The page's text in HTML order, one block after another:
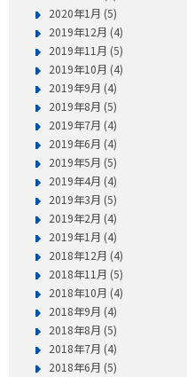
2020年1月 (5)
2019年12月 (4)
2019年11月 (5)
2019年10月 (4)
2019年9月 (4)
2019年8月 (5)
2019年7月 (4)
2019年6月 (4)
2019年5月 (5)
2019年4月 (4)
2019年3月 (5)
2019年2月 (4)
2019年1月 (4)
2018年12月 (4)
2018年11月 (5)
2018年10月 (4)
2018年9月 (4)
2018年8月 (5)
2018年7月 (4)
2018年6月 (5)